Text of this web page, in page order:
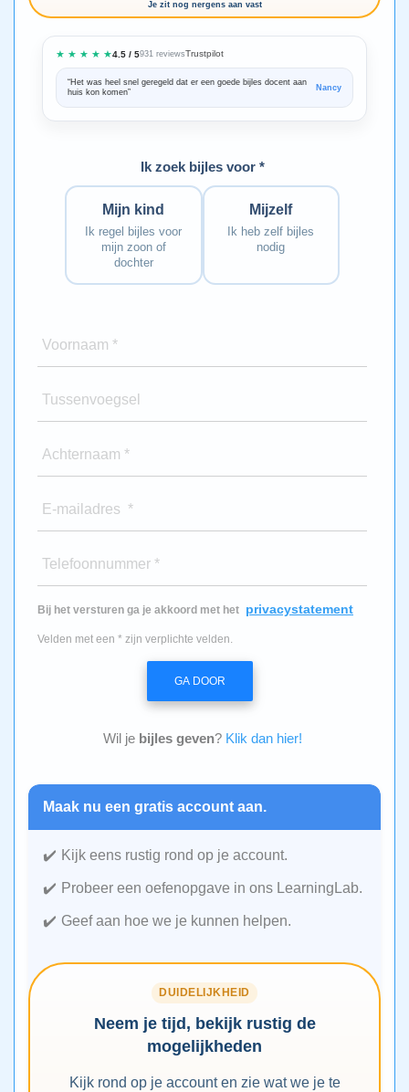
Je zit nog nergens aan vast
★ ★ ★ ★ ★4.5 / 5931 reviewsTrustpilot
“Het was heel snel geregeld dat er een goede bijles docent aan
huis kon komen”
Nancy
Ik zoek bijles voor *
Mijn kind
Ik regel bijles voor
mijn zoon of
dochter
Mijzelf
Ik heb zelf bijles
nodig
Voornaam *
Tussenvoegsel
Achternaam *
E-mailadres *
Telefoonnummer *
Bij het versturen ga je akkoord met het privacystatement
Velden met een * zijn verplichte velden.
GA DOOR
Wil je bijles geven? Klik dan hier!
Maak nu een gratis account aan.
Kijk eens rustig rond op je account.
Probeer een oefenopgave in ons LearningLab.
Geef aan hoe we je kunnen helpen.
DUIDELIJKHEID
Neem je tijd, bekijk rustig de
mogelijkheden
Kijk rond op je account en zie wat we je te